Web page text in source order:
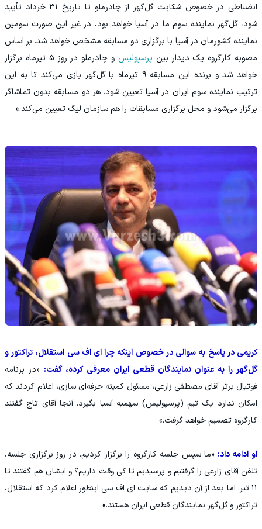
انضباطی در خصوص شکایت گل‌گهر از چادرملو تا تاریخ 31 خرداد تأیید
شود، گل‌گهر نماینده سوم ما در آسیا خواهد بود، در غیر این صورت سومین
نماینده کشورمان در آسیا با برگزاری دو مسابقه مشخص خواهد شد. بر اساس
مصوبه کارگروه یک دیدار بین پرسپولیس
و چادرملو در روز 5 تیرماه برگزار
خواهد شد و برنده این مسابقه 9 تیرماه با گل‌گهر بازی می‌کند تا به‌ این‌
ترتیب نماینده سوم ایران در آسیا تعیین شود. هر دو مسابقه بدون تماشاگر
برگزار می‌شود و محل برگزاری مسابقات را هم سازمان لیگ تعیین می‌کند.»
کریمی در پاسخ به سوالی در خصوص اینکه چرا ای اف سی استقلال، تراکتور و
گل‌گهر را به عنوان نمایندگان قطعی ایران معرفی کرده، گفت: «در برنامه
فوتبال برتر آقای مصطفی زارعی، مسئول کمیته حرفه‌ای سازی، اعلام کردند که
امکان ندارد یک تیم (پرسپولیس) سهمیه آسیا بگیرد. آنجا آقای تاج گفتند
کارگروه تصمیم خواهد گرفت.»
او ادامه داد: «ما سپس جلسه کارگروه را برگزار کردیم. در روز برگزاری جلسه،
تلفن آقای زارعی را گرفتیم و پرسیدیم تا کی وقت داریم؟ و ایشان هم گفتند تا
۱۱ تیر. اما بعد از آن دیدیم که سایت ای اف سی اینطور اعلام کرد که استقلال،
تراکتور و گل‌گهر نمایندگان قطعی ایران هستند.»